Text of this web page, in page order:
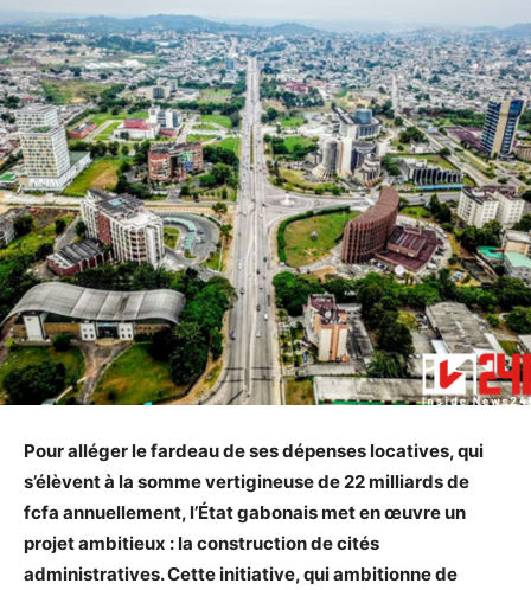
Pour alléger le fardeau de ses dépenses locatives, qui
s’élèvent à la somme vertigineuse de 22 milliards de
fcfa annuellement, l’État gabonais met en œuvre un
projet ambitieux : la construction de cités
administratives. Cette initiative, qui ambitionne de